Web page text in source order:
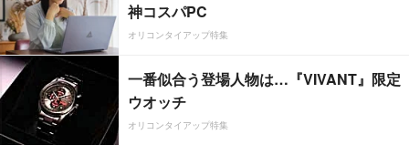
神コスパPC
オリコンタイアップ特集
一番似合う登場人物は…『VIVANT』限定
ウオッチ
オリコンタイアップ特集